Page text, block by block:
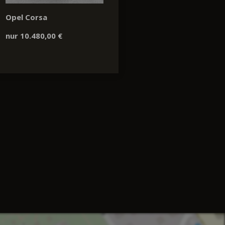
Opel Corsa
nur 10.480,00 €